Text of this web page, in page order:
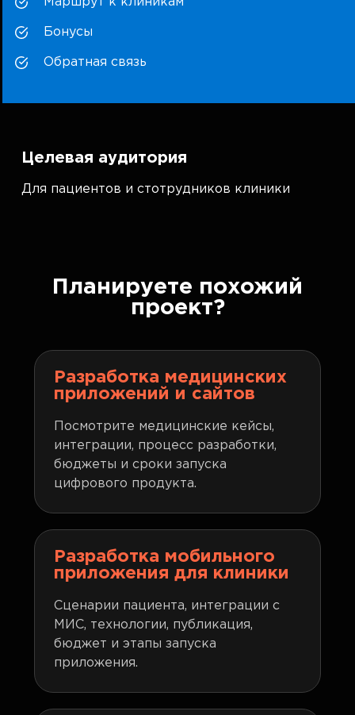
Бонусы
Обратная связь
Целевая аудитория
Для пациентов и стотрудников клиники
Планируете похожий
проект?
Разработка медицинских
приложений и сайтов
Посмотрите медицинские кейсы,
интеграции, процесс разработки,
бюджеты и сроки запуска
цифрового продукта.
Разработка мобильного
приложения для клиники
Сценарии пациента, интеграции с
МИС, технологии, публикация,
бюджет и этапы запуска
приложения.